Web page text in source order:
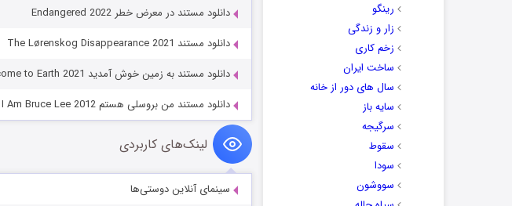
رینگو
زار و زندگی
زخم کاری
ساخت ایران
سال های دور از خانه
سایه باز
سرگیجه
سقوط
سودا
سووشون
دانلود مستند در معرض خطر Endangered 2022
دانلود مستند The Lørenskog Disappearance 2021
دانلود مستند به زمین خوش آمدید Welcome to Earth 2021
دانلود مستند من بروسلی هستم I Am Bruce Lee 2012
لینک‌های کاربردی
سینمای آنلاین دوستی‌ها